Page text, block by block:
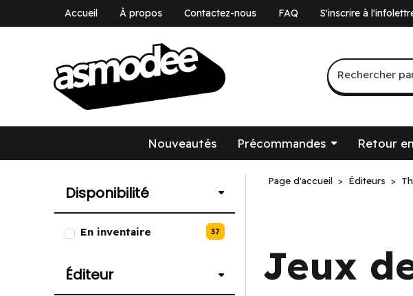
Accueil À propos Contactez-nous FAQ S'inscrire à
Rechercher
Nouveautés Précommandes Retour
Disponibilité
Liste des options de Disponibilité.
En inventaire 37
Éditeur
Page d'accueil Éditeurs
Jeux